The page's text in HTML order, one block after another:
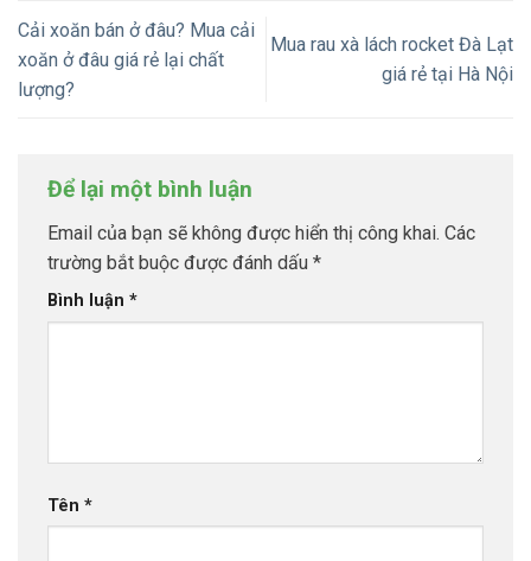
Cải xoăn bán ở đâu? Mua cải
xoăn ở đâu giá rẻ lại chất
lượng?
Mua rau xà lách rocket Đà Lạt
giá rẻ tại Hà Nội
Để lại một bình luận
Email của bạn sẽ không được hiển thị công khai. Các
trường bắt buộc được đánh dấu *
Bình luận *
Tên *